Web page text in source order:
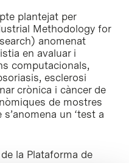
plantejat per
Methodology for
) anomenat
en avaluar i
computacionals,
esclerosi
crònica i càncer de
de mostres
un ‘test a
la Plataforma de